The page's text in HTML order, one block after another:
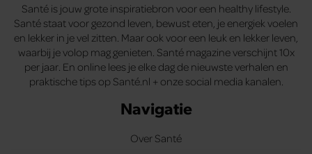
Santé is jouw grote inspiratiebron voor een healthy lifestyle.
Santé staat voor gezond leven, bewust eten, je energiek voelen
en lekker in je vel zitten. Maar ook voor een leuk en lekker leven,
waarbij je volop mag genieten. Santé magazine verschijnt 10x
per jaar. En online lees je elke dag de nieuwste verhalen en
praktische tips op Santé.nl + onze social media kanalen.
Navigatie
Over Santé